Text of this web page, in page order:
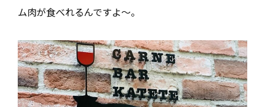
ム肉が食べれるんですよ～。